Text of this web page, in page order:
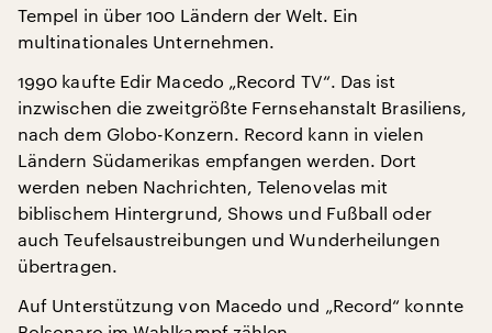
Tempel in über 100 Ländern der Welt. Ein
multinationales Unternehmen.
1990 kaufte Edir Macedo „Record TV“. Das ist
inzwischen die zweitgrößte Fernsehanstalt Brasiliens,
nach dem Globo-Konzern. Record kann in vielen
Ländern Südamerikas empfangen werden. Dort
werden neben Nachrichten, Telenovelas mit
biblischem Hintergrund, Shows und Fußball oder
auch Teufelsaustreibungen und Wunderheilungen
übertragen.
Auf Unterstützung von Macedo und „Record“ konnte